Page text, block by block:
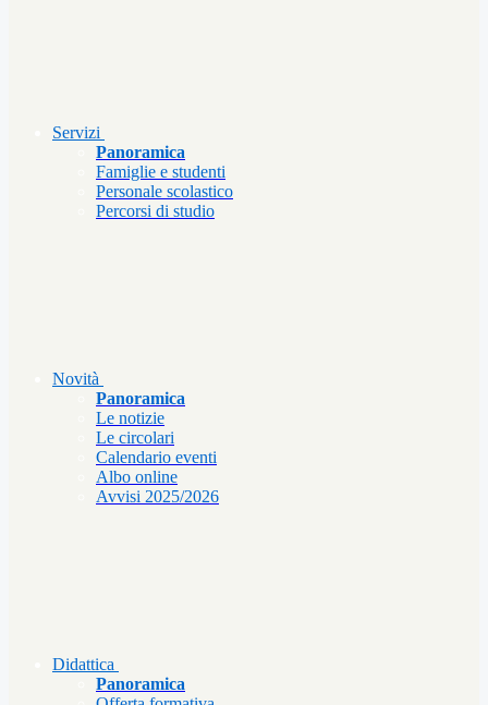
Servizi
Panoramica
Famiglie e studenti
Personale scolastico
Percorsi di studio
Novità
Panoramica
Le notizie
Le circolari
Calendario eventi
Albo online
Avvisi 2025/2026
Didattica
Panoramica